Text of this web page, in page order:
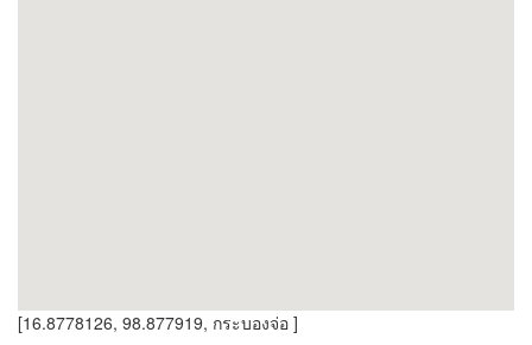
[16.8778126, 98.877919, กระบองจ่อ ]